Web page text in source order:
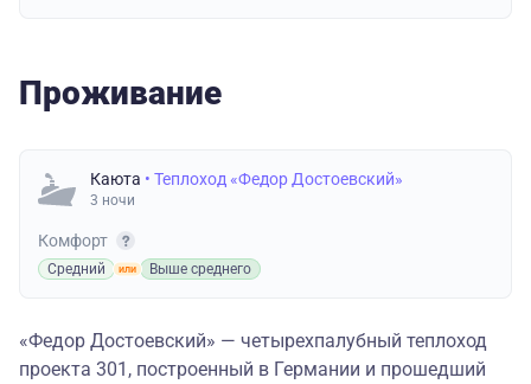
Проживание
Каюта • Теплоход «Федор Достоевский»
3 ночи
Комфорт
Средний Выше среднего
«Федор Достоевский» — четырехпалубный теплоход
проекта 301, построенный в Германии и прошедший